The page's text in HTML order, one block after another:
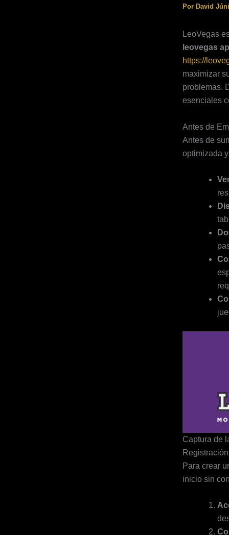
Por David
LeoVegas
leovegas
https://
maximizar
problemas.
esenciales
Antes de
Antes de
optimizada
Captura de
Para crear
inicio sin